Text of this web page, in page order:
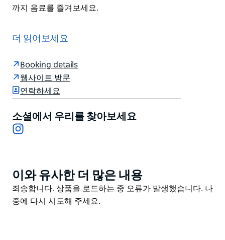
까지 음료를 즐겨보세요.
는 순간 마치 뉴욕의 서퍼 클럽에 들어온 듯한 기분을 느
긴 점심 식사 공연 후 술 한 잔 또는 자정 만찬을 즐기며
ESQ의 매혹적인 고풍스러운 매력을 만끽해 보세요. 모자
이크와 마루 바닥으로 마감된 어두운 오크 바 부드러운 가
죽 의자 그리고 감각적인 은은한 조명은 QVB의 유서 깊
은 로마네스크 부흥 양식 건축물을 더욱 돋보이게 합니다.
더 읽어보세요
Booking details
웹사이트 방문
연락하세요
소셜에서 우리를 찾아보세요
Product
List
이와 유사한 더 많은 내용
Product
List
죄송합니다. 상품을 로드하는 중 오류가 발생했습니다. 나
중에 다시 시도해 주세요.